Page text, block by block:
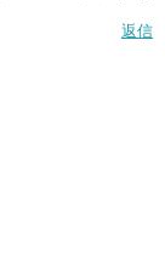
返信